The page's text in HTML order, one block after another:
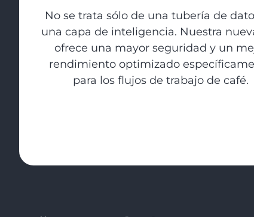
No se trata sólo de una tubería de
una capa de inteligencia. Nuestra
ofrece una mayor seguridad y un
rendimiento optimizado
para los flujos de trabajo de café.